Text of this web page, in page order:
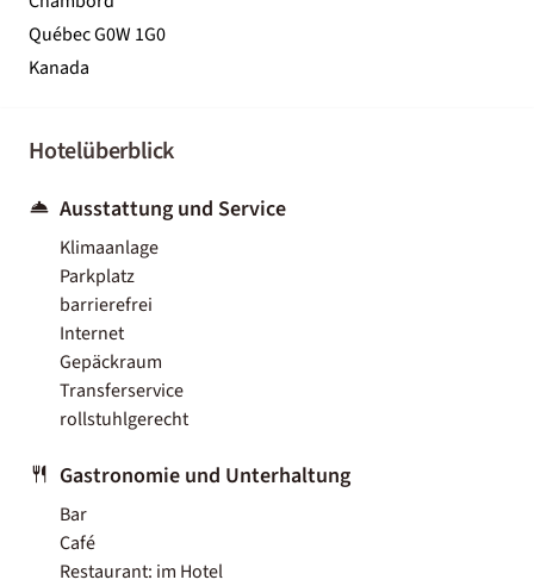
Québec G0W 1G0
Kanada
Hotelüberblick
Ausstattung und Service
Klimaanlage
Parkplatz
barrierefrei
Internet
Gepäckraum
Transferservice
rollstuhlgerecht
Gastronomie und Unterhaltung
Bar
Café
Restaurant: im Hotel